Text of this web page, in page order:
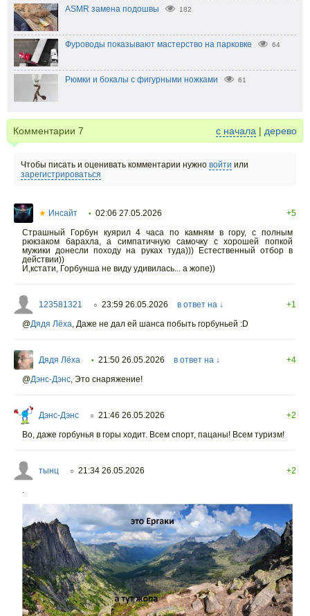
ASMR замена подошвы 182
Фуроводы показывают мастерство на парковке 64
Рюмки и бокалы с фигурными ножками 61
Комментарии 7 с начала | дерево
Чтобы писать и оценивать комментарии нужно войти или
зарегистрироваться
★ Инсайт • 02:06 27.05.2026
+5
Страшный Горбун куярил 4 часа по камням в гору, с полным
рюкзаком барахла, а симпатичную самочку с хорошей попкой
мужики донесли походу на руках туда))) Естественный отбор в
действии))
И,кстати, Горбунша не виду удивилась... а жопе))
123581321 ○ 23:59 26.05.2026 в ответ на ↓
+1
@Дядя Лёха Даже не дал ей шанса побыть горбуньей :D
Дядя Лёха • 21:50 26.05.2026 в ответ на ↓
+4
@Дэнс-Дэнс Это снаряжение!
Дэнс-Дэнс ○ 21:46 26.05.2026
+2
Во, даже горбунья в горы ходит. Всем спорт, пацаны! Всем туризм!
тынц ○ 21:34 26.05.2026
+2